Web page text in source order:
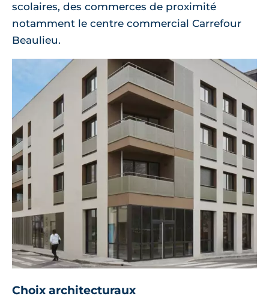
scolaires, des commerces de proximité
notamment le centre commercial Carrefour
Beaulieu.
Choix architecturaux